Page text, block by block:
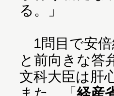
る。」
1問目で安倍
と前向きな答
文科大臣は肝